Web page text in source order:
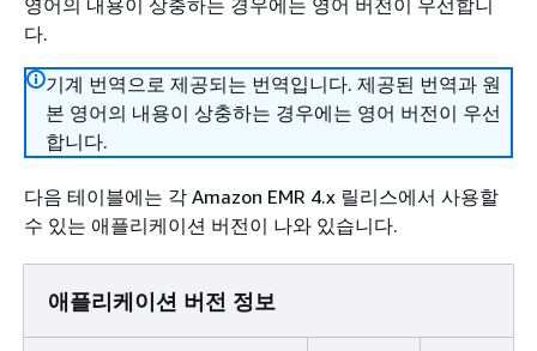
영어의 내용이 상충하는 경우에는 영어 버전이 우선합니
다.
기계 번역으로 제공되는 번역입니다. 제공된 번역과 원
본 영어의 내용이 상충하는 경우에는 영어 버전이 우선
합니다.
다음 테이블에는 각 Amazon EMR 4.x 릴리스에서 사용할
수 있는 애플리케이션 버전이 나와 있습니다.
애플리케이션 버전 정보